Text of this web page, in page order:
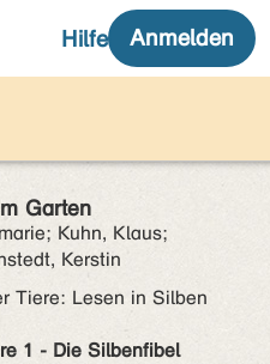
Garten
Kuhn, Klaus;
Kerstin
Tiere: Lesen in Silben
1 - Die Silbenfibel